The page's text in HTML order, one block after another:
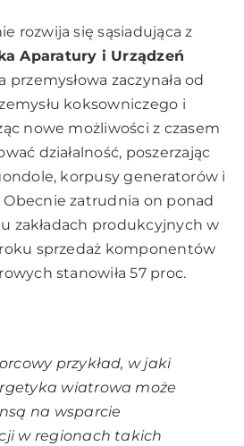
rozwija się sąsiadująca z
Aparatury i Urządzeń
przemysłowa zaczynała od
koksowniczego i
nowe możliwości z czasem
działalność, poszerzając
korpusy generatorów i
zatrudnia on ponad
zakładach produkcyjnych w
roku sprzedaż komponentów
stanowiła 57 proc.
przykład, w jaki
wiatrowa może
na wsparcie
w regionach takich